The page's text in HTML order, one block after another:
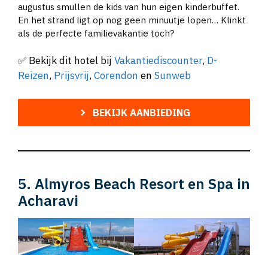
augustus smullen de kids van hun eigen kinderbuffet.
En het strand ligt op nog geen minuutje lopen… Klinkt
als de perfecte familievakantie toch?
✅ Bekijk dit hotel bij Vakantiediscounter, D-
Reizen, Prijsvrij,Corendon en Sunweb
BEKIJK AANBIEDING
5. Almyros Beach Resort en Spa in
Acharavi